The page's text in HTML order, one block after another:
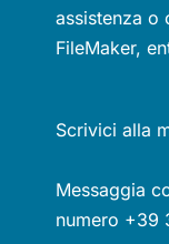
assistenza o
FileMaker,
Scrivici alla
Messaggia
numero +39